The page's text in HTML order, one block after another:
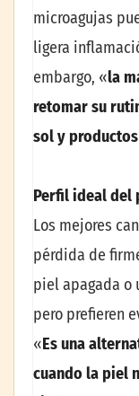
microagujas
ligera
embargo, «la
retomar su
sol y
Perfil ideal del
Los mejores
pérdida de
piel apagada o
pero prefieren
«Es una
cuando la piel